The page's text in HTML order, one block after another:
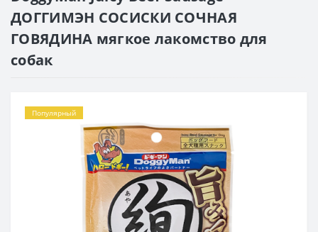
ДОГГИМЭН СОСИСКИ СОЧНАЯ
ГОВЯДИНА мягкое лакомство для
собак
Популярный